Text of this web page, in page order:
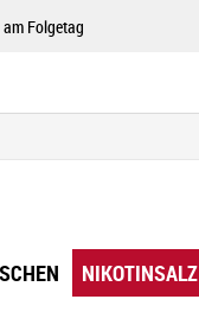
Folgetag
NIKOTINSALZ